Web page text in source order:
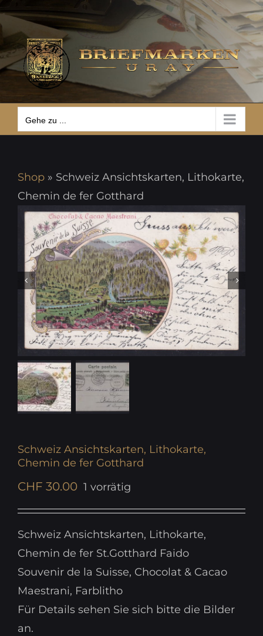
Zum
Inhalt
springen
Gehe zu ...
Gehe zu ...
Shop » Schweiz Ansichtskarten, Lithokarte,
Chemin de fer Gotthard
Schweiz Ansichtskarten, Lithokarte,
Chemin de fer Gotthard
CHF 30.00 1 vorrätig
Schweiz Ansichtskarten, Lithokarte,
Chemin de fer St.Gotthard Faido
Souvenir de la Suisse, Chocolat & Cacao
Maestrani, Farblitho
Für Details sehen Sie sich bitte die Bilder
an.